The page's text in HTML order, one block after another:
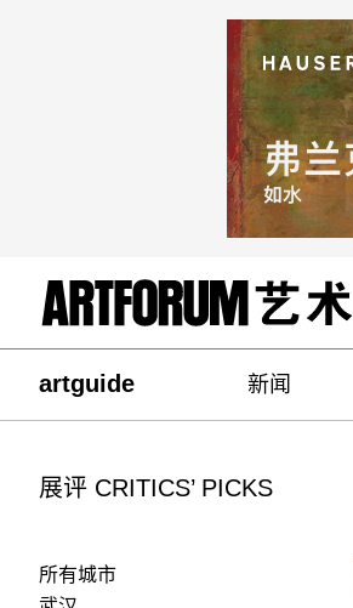
artguide 新闻
展评 CRITICS’ PICKS
所有城市